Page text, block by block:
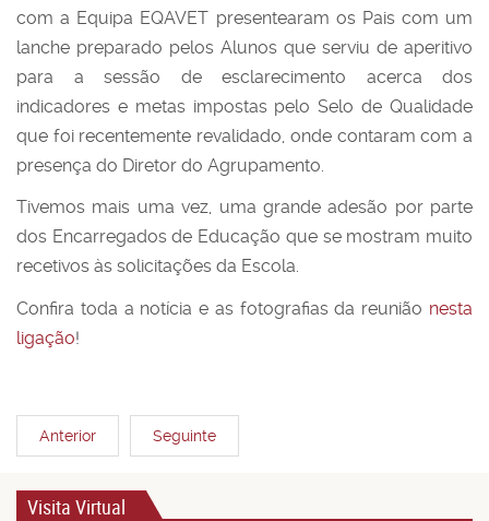
com a Equipa EQAVET presentearam os Pais com um
lanche preparado pelos Alunos que serviu de aperitivo
para a sessão de esclarecimento acerca dos
indicadores e metas impostas pelo Selo de Qualidade
que foi recentemente revalidado, onde contaram com a
presença do Diretor do Agrupamento.
Tivemos mais uma vez, uma grande adesão por parte
dos Encarregados de Educação que se mostram muito
recetivos às solicitações da Escola.
Confira toda a notícia e as fotografias da reunião nesta
ligação!
Anterior Seguinte
Visita Virtual